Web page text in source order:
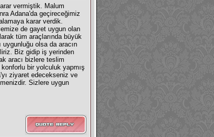
vermiştik. Malum
Adana'da geçireceğimiz
karar verdik.
de gayet uygun olan
tüm araçlarında büyük
olsa da aracın
Biz gidip iş yerinden
aracı bizlere teslim
bir yolculuk yapmış
ziyaret edecekseniz ve
Sizlere uygun